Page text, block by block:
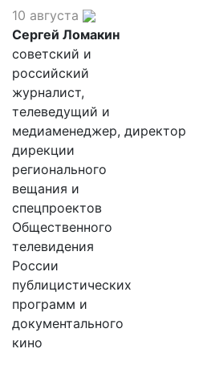
10 августа
Сергей Ломакин
советский и
российский
журналист,
телеведущий и
медиаменеджер, директор
дирекции
регионального
вещания и
спецпроектов
Общественного
телевидения
России
публицистических
программ и
документального
кино